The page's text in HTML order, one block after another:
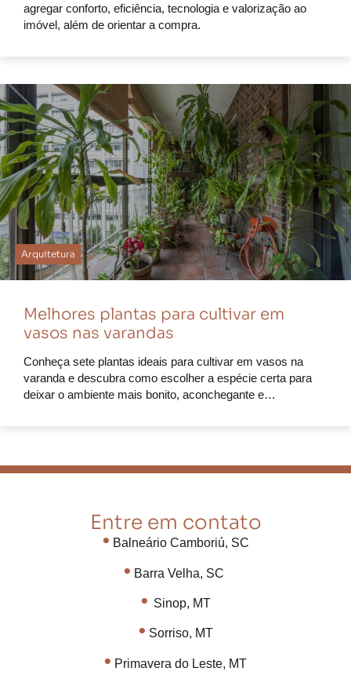
agregar conforto, eficiência, tecnologia e valorização ao
imóvel, além de orientar a compra.
Arquitetura
Melhores plantas para cultivar em
vasos nas varandas
Conheça sete plantas ideais para cultivar em vasos na
varanda e descubra como escolher a espécie certa para
deixar o ambiente mais bonito, aconchegante e…
Entre em contato
• Balneário Camboriú, SC
• Barra Velha, SC
• Sinop, MT
• Sorriso, MT
• Primavera do Leste, MT